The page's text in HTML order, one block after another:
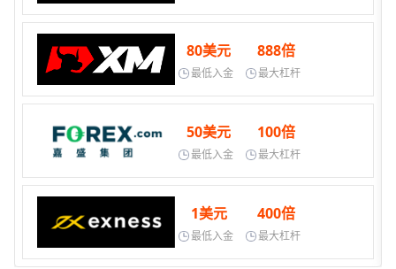
80美元
最低入金
888倍
最大杠杆
50美元
最低入金
100倍
最大杠杆
1美元
最低入金
400倍
最大杠杆